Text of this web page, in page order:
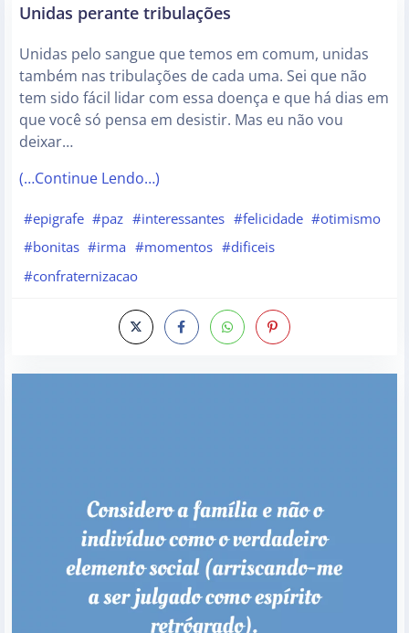
Unidas perante tribulações
Unidas pelo sangue que temos em comum, unidas
também nas tribulações de cada uma. Sei que não
tem sido fácil lidar com essa doença e que há dias em
que você só pensa em desistir. Mas eu não vou
deixar…
(…Continue Lendo…)
#epigrafe #paz #interessantes #felicidade #otimismo
#bonitas #irma #momentos #dificeis
#confraternizacao